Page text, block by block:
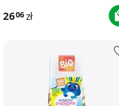
2606 zł